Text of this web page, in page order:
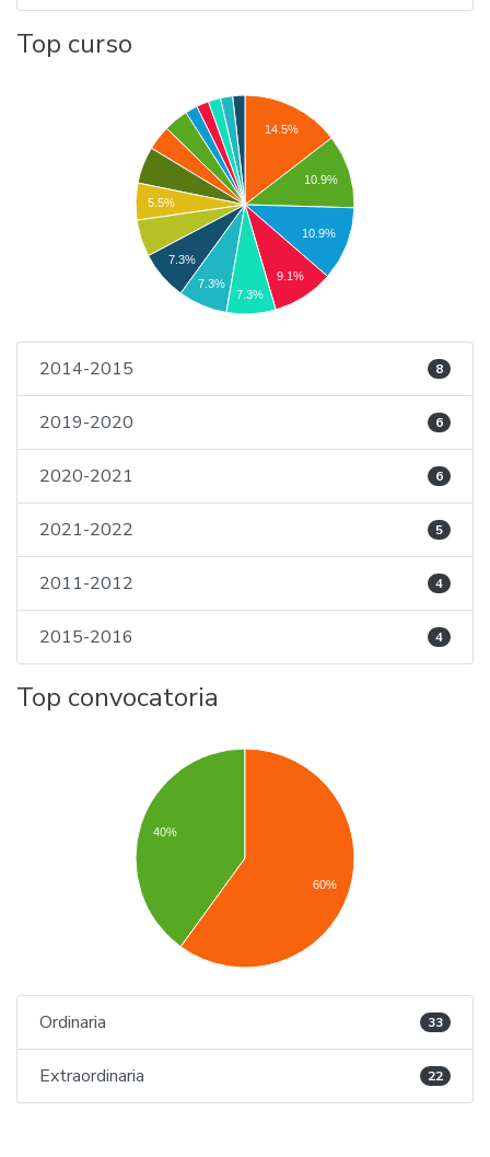
Top curso
14.5%
10.9%
10.9%
9.1%
5.5%
7.3%
7.3%
7.3%
2014-2015 8
2019-2020 6
2020-2021 6
2021-2022 5
2011-2012 4
2015-2016 4
Top convocatoria
40%
60%
Ordinaria 33
Extraordinaria 22